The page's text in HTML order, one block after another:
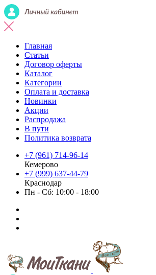
Главная
Статьи
Договор оферты
Каталог
Категории
Оплата и доставка
Новинки
Акции
Распродажа
В пути
Политика возврата
+7 (961) 714-96-14
Кемерово
+7 (999) 637-44-79
Краснодар
Пн - Сб: 10:00 - 18:00